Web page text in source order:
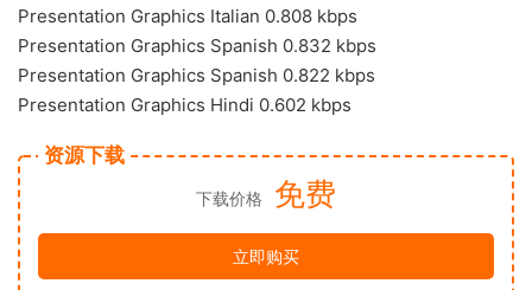
Presentation Graphics Italian 0.808 kbps
Presentation Graphics Spanish 0.832 kbps
Presentation Graphics Spanish 0.822 kbps
Presentation Graphics Hindi 0.602 kbps
资源下载
下载价格 免费
立即购买